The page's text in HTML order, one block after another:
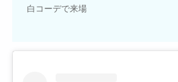
白コーデで来場